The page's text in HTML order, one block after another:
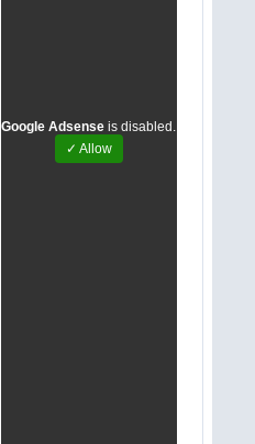
Google Adsense is disabled.
✓ Allow